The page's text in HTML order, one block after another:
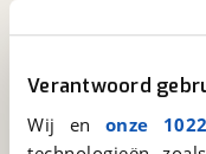
Verantwoord
Wij en onze
3981 AJ
Bunnik
Een initiatief van
BOVAG